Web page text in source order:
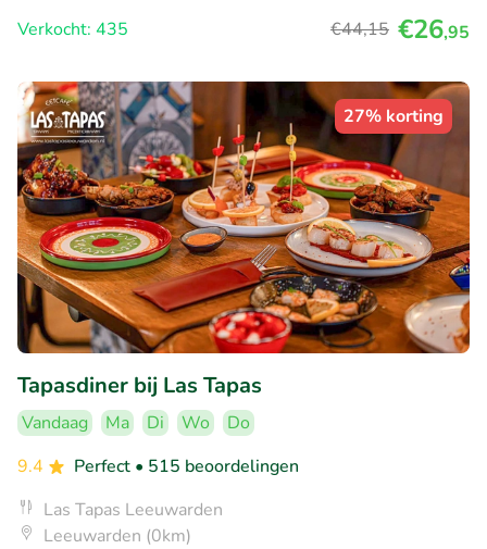
Verkocht: 435
€44,15 €26,95
27% korting
Tapasdiner bij Las Tapas
Vandaag Ma Di Wo
Do
9.4
Perfect • 515 beoordelingen
Las Tapas Leeuwarden
Leeuwarden (0km)